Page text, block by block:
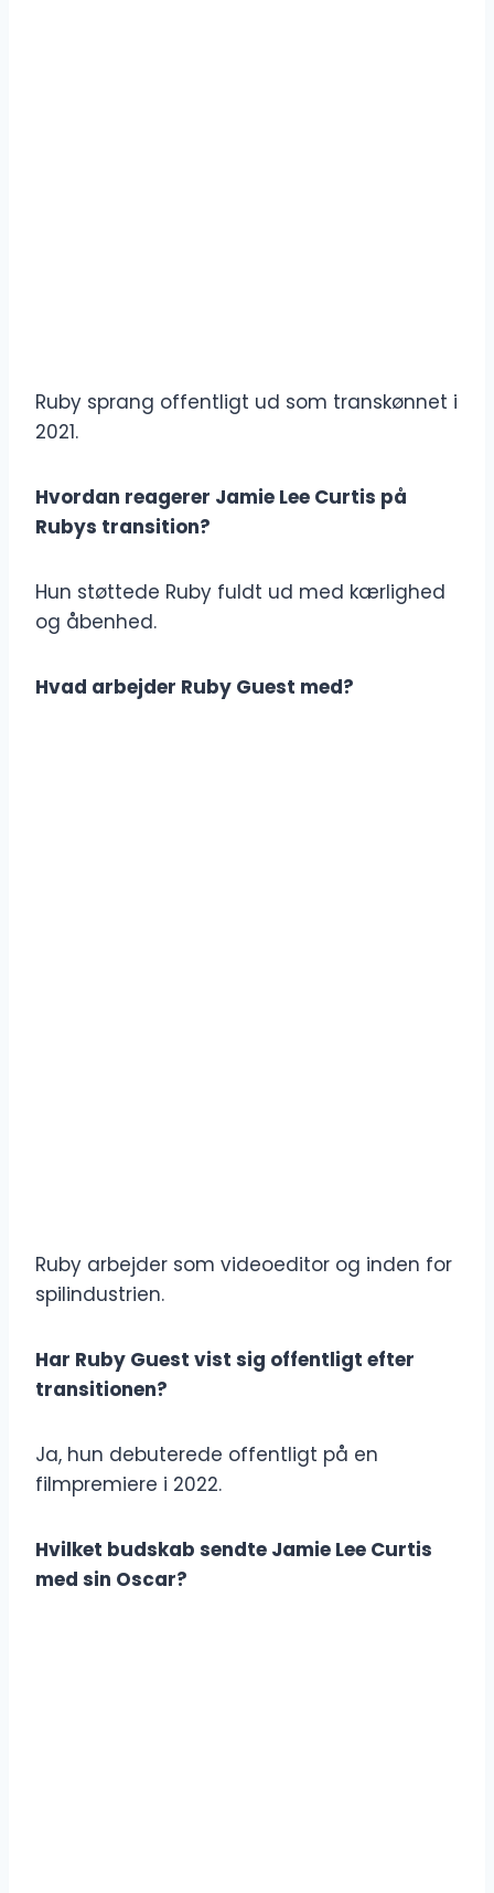
Ruby sprang offentligt ud som transkønnet i
2021.
Hvordan reagerer Jamie Lee Curtis på
Rubys transition?
Hun støttede Ruby fuldt ud med kærlighed
og åbenhed.
Hvad arbejder Ruby Guest med?
Ruby arbejder som videoeditor og inden for
spilindustrien.
Har Ruby Guest vist sig offentligt efter
transitionen?
Ja, hun debuterede offentligt på en
filmpremiere i 2022.
Hvilket budskab sendte Jamie Lee Curtis
med sin Oscar?